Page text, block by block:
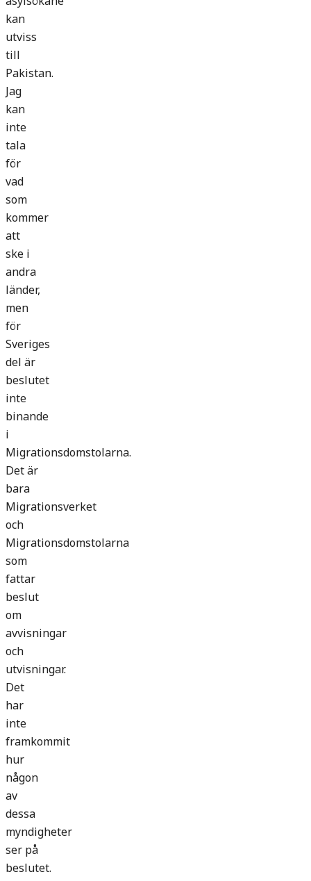
kan
utviss
till
Pakistan.
Jag
kan
inte
tala
för
vad
som
kommer
att
ske i
andra
länder,
men
för
Sveriges
del är
beslutet
inte
binande
i
Migrationsdomstolarna.
Det är
bara
Migrationsverket
och
Migrationsdomstolarna
som
fattar
beslut
om
avvisningar
och
utvisningar.
Det
har
inte
framkommit
hur
någon
av
dessa
myndigheter
ser på
beslutet.